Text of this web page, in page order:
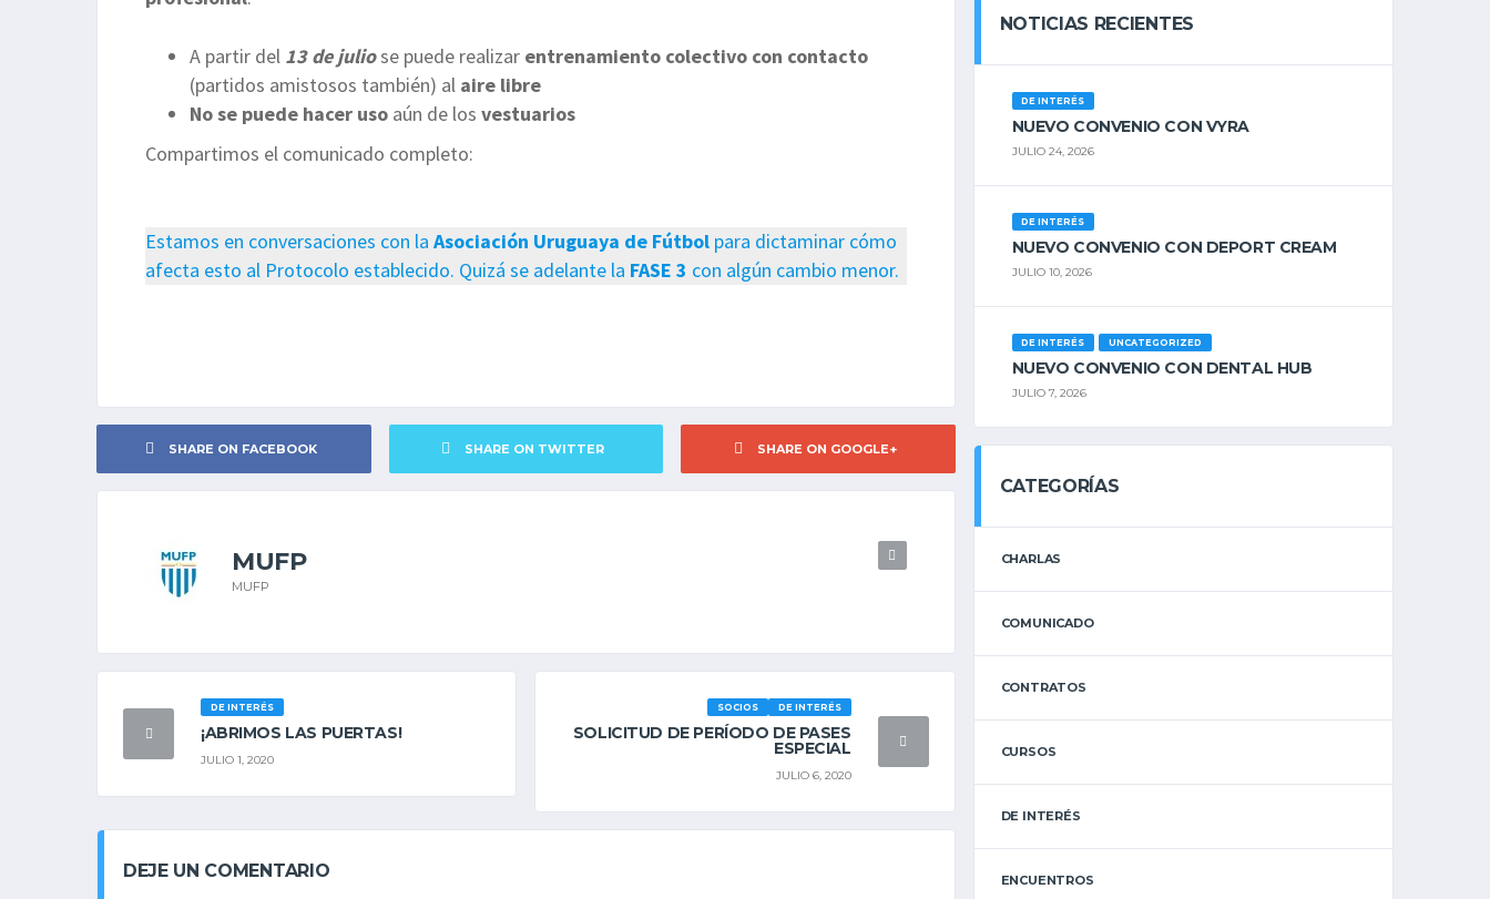
A partir del 13 de juliose puede realizar entrenamiento colectivo con contacto
(partidos amistosos también) al aire libre
No se puede hacer uso aún de los vestuarios
Compartimos el comunicado completo:
Estamos en conversaciones con la Asociación Uruguaya de Fútbol para dictaminar cómo
afecta esto al Protocolo establecido. Quizá se adelante la FASE 3 con algún cambio menor.
SHARE ON FACEBOOK SHARE ON TWITTER SHARE ON GOOGLE+
MUFP
MUFP
DE INTERÉS
¡ABRIMOS LAS PUERTAS!
JULIO 1, 2020
DE INTERÉS
SOCIOS
SOLICITUD DE PERÍODO DE PASES
ESPECIAL
JULIO 6, 2020
DEJE UN COMENTARIO
NOTICIAS RECIENTES
DE INTERÉS
NUEVO CONVENIO CON VYRA
JULIO 24, 2026
DE INTERÉS
NUEVO CONVENIO CON DEPORT CREAM
JULIO 10, 2026
DE INTERÉS UNCATEGORIZED
NUEVO CONVENIO CON DENTAL HUB
JULIO 7, 2026
CATEGORÍAS
CHARLAS
COMUNICADO
CONTRATOS
CURSOS
DE INTERÉS
ENCUENTROS